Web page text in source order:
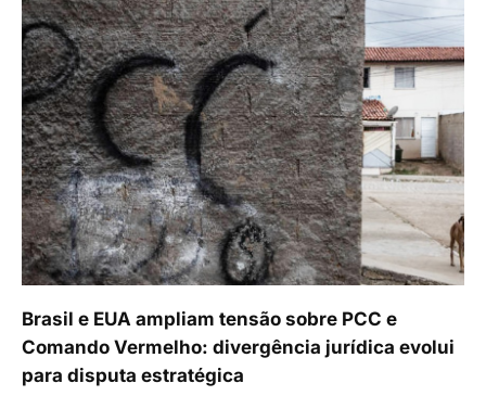
Brasil e EUA ampliam tensão sobre PCC e
Comando Vermelho: divergência jurídica evolui
para disputa estratégica